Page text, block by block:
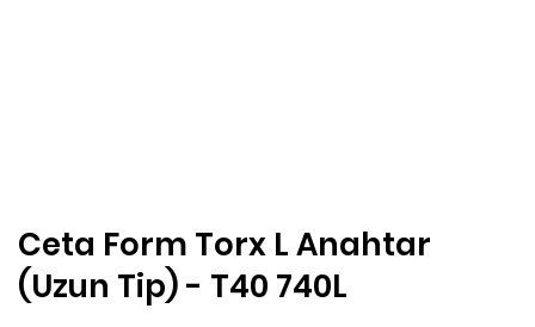
Ceta Form Torx L Anahtar
(Uzun Tip) - T40 740L